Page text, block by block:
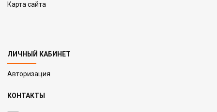
Карта сайта
ЛИЧНЫЙ КАБИНЕТ
Авторизация
КОНТАКТЫ